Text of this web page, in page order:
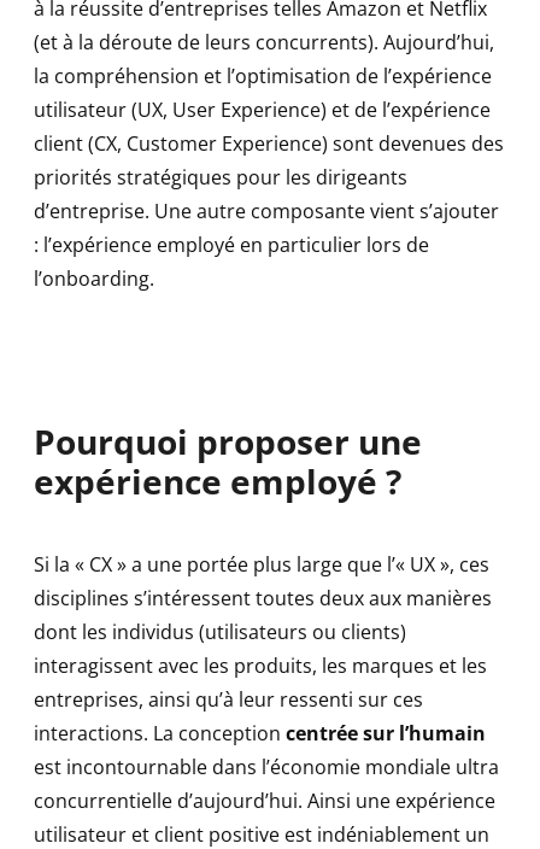
à la réussite d’entreprises telles Amazon et Netflix
(et à la déroute de leurs concurrents). Aujourd’hui,
la compréhension et l’optimisation de l’expérience
utilisateur (UX, User Experience) et de l’expérience
client (CX, Customer Experience) sont devenues des
priorités stratégiques pour les dirigeants
d’entreprise. Une autre composante vient s’ajouter
: l’expérience employé en particulier lors de
l’onboarding.
Pourquoi proposer une
expérience employé ?
Si la « CX » a une portée plus large que l’« UX », ces
disciplines s’intéressent toutes deux aux manières
dont les individus (utilisateurs ou clients)
interagissent avec les produits, les marques et les
entreprises, ainsi qu’à leur ressenti sur ces
interactions. La conception centrée sur l’humain
est incontournable dans l’économie mondiale ultra
concurrentielle d’aujourd’hui. Ainsi une expérience
utilisateur et client positive est indéniablement un